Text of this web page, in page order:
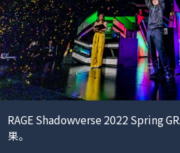
RAGE Shadowverse 2022 Spring
果。